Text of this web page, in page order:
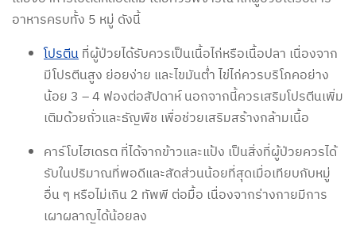
อาหารครบทั้ง 5 หมู่ ดังนี้
โปรตีนที่ผู้ป่วยได้รับควรเป็นเนื้อไก่หรือเนื้อปลา เนื่องจาก
มีโปรตีนสูง ย่อยง่าย และไขมันต่ำ ไข่ไก่ควรบริโภคอย่าง
น้อย 3 – 4 ฟองต่อสัปดาห์ นอกจากนี้ควรเสริมโปรตีนเพิ่ม
เติมด้วยถั่วและธัญพืช เพื่อช่วยเสริมสร้างกล้ามเนื้อ
คาร์โบไฮเดรต ที่ได้จากข้าวและแป้ง เป็นสิ่งที่ผู้ป่วยควรได้
รับในปริมาณที่พอดีและสัดส่วนน้อยที่สุดเมื่อเทียบกับหมู่
อื่น ๆ หรือไม่เกิน 2 ทัพพี ต่อมื้อ เนื่องจากร่างกายมีการ
เผาผลาญได้น้อยลง